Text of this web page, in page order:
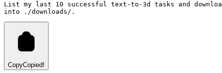
List my last 10 successful text-to-3d tasks and
CopyCopied!